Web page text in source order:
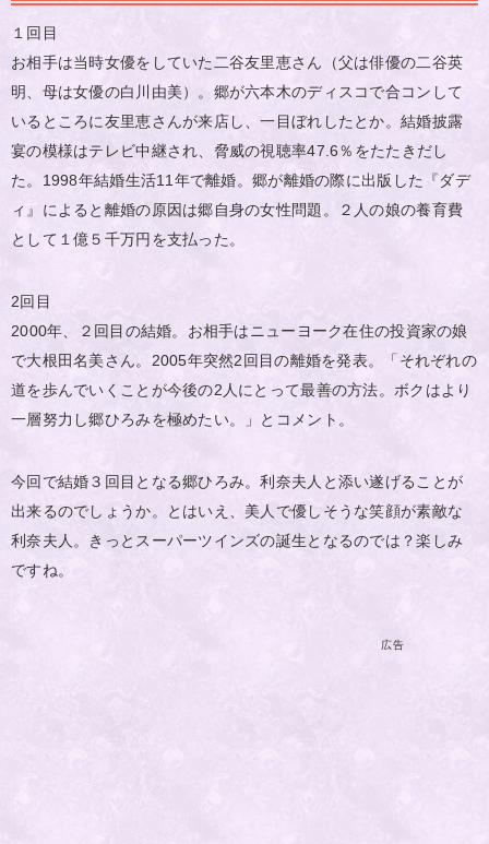
１回目
お相手は当時女優をしていた二谷友里恵さん（父は俳優の二谷英
明、母は女優の白川由美）。郷が六本木のディスコで合コンして
いるところに友里恵さんが来店し、一目ぼれしたとか。結婚披露
宴の模様はテレビ中継され、脅威の視聴率47.6％をたたきだし
た。1998年結婚生活11年で離婚。郷が離婚の際に出版した『ダデ
ィ』によると離婚の原因は郷自身の女性問題。２人の娘の養育費
として１億５千万円を支払った。
2回目
2000年、２回目の結婚。お相手はニューヨーク在住の投資家の娘
で大根田名美さん。2005年突然2回目の離婚を発表。「それぞれの
道を歩んでいくことが今後の2人にとって最善の方法。ボクはより
一層努力し郷ひろみを極めたい。」とコメント。
今回で結婚３回目となる郷ひろみ。利奈夫人と添い遂げることが
出来るのでしょうか。とはいえ、美人で優しそうな笑顔が素敵な
利奈夫人。きっとスーパーツインズの誕生となるのでは？楽しみ
ですね。
広告